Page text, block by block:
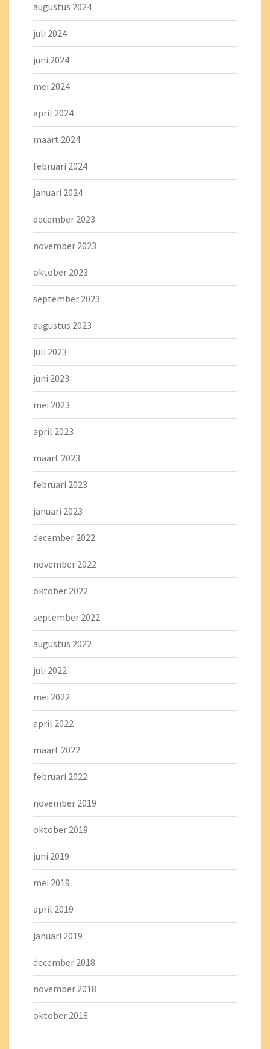
augustus 2024
juli 2024
juni 2024
mei 2024
april 2024
maart 2024
februari 2024
januari 2024
december 2023
november 2023
oktober 2023
september 2023
augustus 2023
juli 2023
juni 2023
mei 2023
april 2023
maart 2023
februari 2023
januari 2023
december 2022
november 2022
oktober 2022
september 2022
augustus 2022
juli 2022
mei 2022
april 2022
maart 2022
februari 2022
november 2019
oktober 2019
juni 2019
mei 2019
april 2019
januari 2019
december 2018
november 2018
oktober 2018